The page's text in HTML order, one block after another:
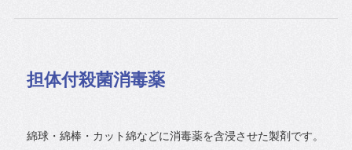
担体付殺菌消毒薬
綿球・綿棒・カット綿などに消毒薬を含浸させた製剤です。